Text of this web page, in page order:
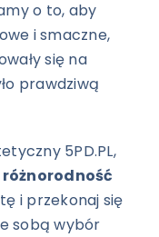
o to, aby
i smaczne,
się na
prawdziwą
5PD.PL,
i przekonaj się
sobą wybór